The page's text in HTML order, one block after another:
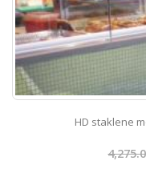
HD staklene